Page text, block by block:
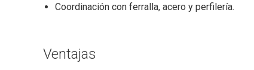
Coordinación con ferralla, acero y perfilería.
Ventajas